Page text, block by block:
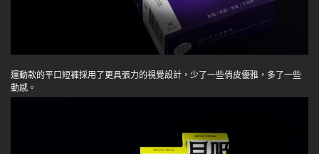
運動款的平口短褲採用了更具張力的視覺設計，少了一些俏皮優雅，多了一些
動感。